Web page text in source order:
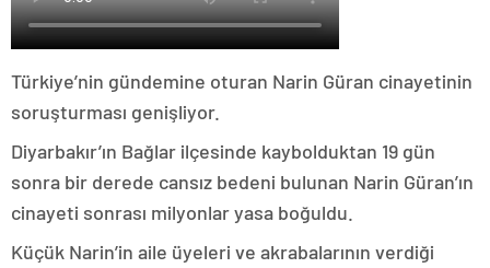
Türkiye’nin gündemine oturan Narin Güran cinayetinin
soruşturması genişliyor.
Diyarbakır’ın Bağlar ilçesinde kaybolduktan 19 gün
sonra bir derede cansız bedeni bulunan Narin Güran’ın
cinayeti sonrası milyonlar yasa boğuldu.
Küçük Narin’in aile üyeleri ve akrabalarının verdiği